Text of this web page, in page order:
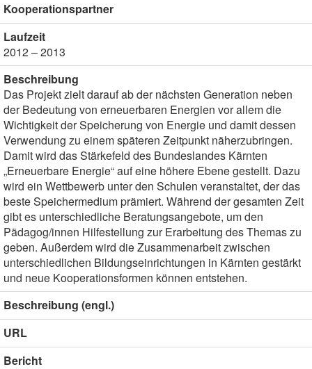
Kooperationspartner
Laufzeit
2012 – 2013
Beschreibung
Das Projekt zielt darauf ab der nächsten Generation neben
der Bedeutung von erneuerbaren Energien vor allem die
Wichtigkeit der Speicherung von Energie und damit dessen
Verwendung zu einem späteren Zeitpunkt näherzubringen.
Damit wird das Stärkefeld des Bundeslandes Kärnten
„Erneuerbare Energie“ auf eine höhere Ebene gestellt. Dazu
wird ein Wettbewerb unter den Schulen veranstaltet, der das
beste Speichermedium prämiert. Während der gesamten Zeit
gibt es unterschiedliche Beratungsangebote, um den
Pädagog/innen Hilfestellung zur Erarbeitung des Themas zu
geben. Außerdem wird die Zusammenarbeit zwischen
unterschiedlichen Bildungseinrichtungen in Kärnten gestärkt
und neue Kooperationsformen können entstehen.
Beschreibung (engl.)
URL
Bericht